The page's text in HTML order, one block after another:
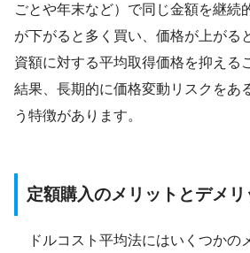
ごとや年末など）で同じ金額を継続
が下がると多く買い、価格が上がる
資額に対する平均取得価格を抑える
結果、長期的に価格変動リスクをあ
う特徴があります。
定額購入のメリットとデメリ
ドルコスト平均法にはいくつかの